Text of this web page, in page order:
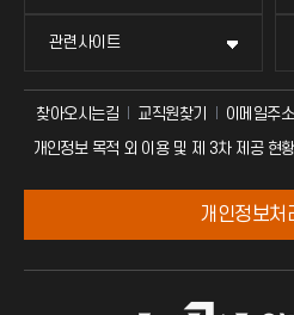
관련사이트
찾아오시는길 교직원찾기 이메일주
개인정보 목적 외 이용 및 제 3차 제공 현황
개인정보처